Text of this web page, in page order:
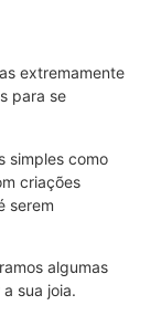
extremamente
para se
simples como
criações
serem
algumas
sua joia.